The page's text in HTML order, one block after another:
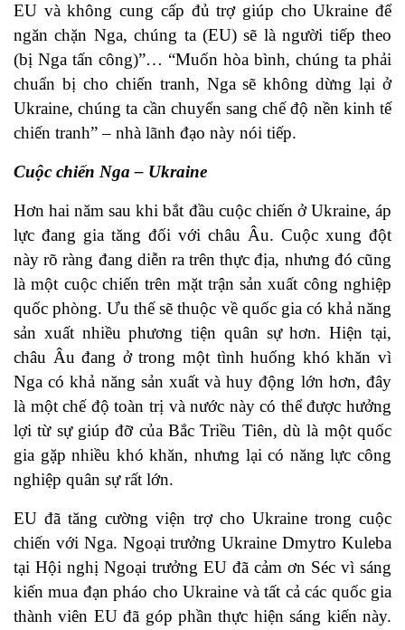
EU và không cung cấp đủ trợ giúp cho Ukraine để
ngăn chặn Nga, chúng ta (EU) sẽ là người tiếp theo
(bị Nga tấn công)”… “Muốn hòa bình, chúng ta phải
chuẩn bị cho chiến tranh, Nga sẽ không dừng lại ở
Ukraine, chúng ta cần chuyển sang chế độ nền kinh tế
chiến tranh” – nhà lãnh đạo này nói tiếp.
Cuộc chiến Nga – Ukraine
Hơn hai năm sau khi bắt đầu cuộc chiến ở Ukraine, áp
lực đang gia tăng đối với châu Âu. Cuộc xung đột
này rõ ràng đang diễn ra trên thực địa, nhưng đó cũng
là một cuộc chiến trên mặt trận sản xuất công nghiệp
quốc phòng. Ưu thế sẽ thuộc về quốc gia có khả năng
sản xuất nhiều phương tiện quân sự hơn. Hiện tại,
châu Âu đang ở trong một tình huống khó khăn vì
Nga có khả năng sản xuất và huy động lớn hơn, đây
là một chế độ toàn trị và nước này có thể được hưởng
lợi từ sự giúp đỡ của Bắc Triều Tiên, dù là một quốc
gia gặp nhiều khó khăn, nhưng lại có năng lực công
nghiệp quân sự rất lớn.
EU đã tăng cường viện trợ cho Ukraine trong cuộc
chiến với Nga. Ngoại trưởng Ukraine Dmytro Kuleba
tại Hội nghị Ngoại trưởng EU đã cảm ơn Séc vì sáng
kiến mua đạn pháo cho Ukraine và tất cả các quốc gia
thành viên EU đã góp phần thực hiện sáng kiến ​​này.